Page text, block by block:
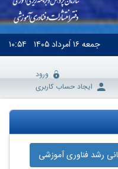
جمعه۱۶ اَمرداد ۱۴۰۵ ۱۰:۵۴
ورود
ایجاد حساب کاربری
رشد فناوری آموزشی